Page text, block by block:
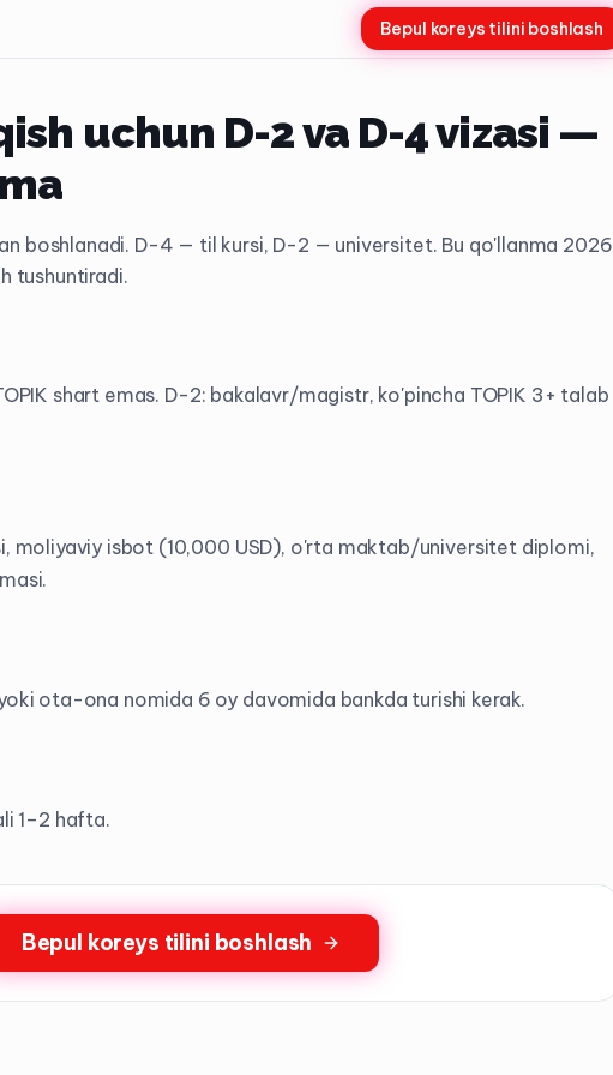
Bepul koreys tilini boshlash
uchun D-2 va D-4 vizasi —
boshlanadi. D-4 — til kursi, D-2 — universitet. Bu qo'llanma 2026
tushuntiradi.
shart emas. D-2: bakalavr/magistr, ko'pincha TOPIK 3+ talab
moliyaviy isbot (10,000 USD), o'rta maktab/universitet diplomi,
ota-ona nomida 6 oy davomida bankda turishi kerak.
1–2 hafta.
Bepul koreys tilini boshlash